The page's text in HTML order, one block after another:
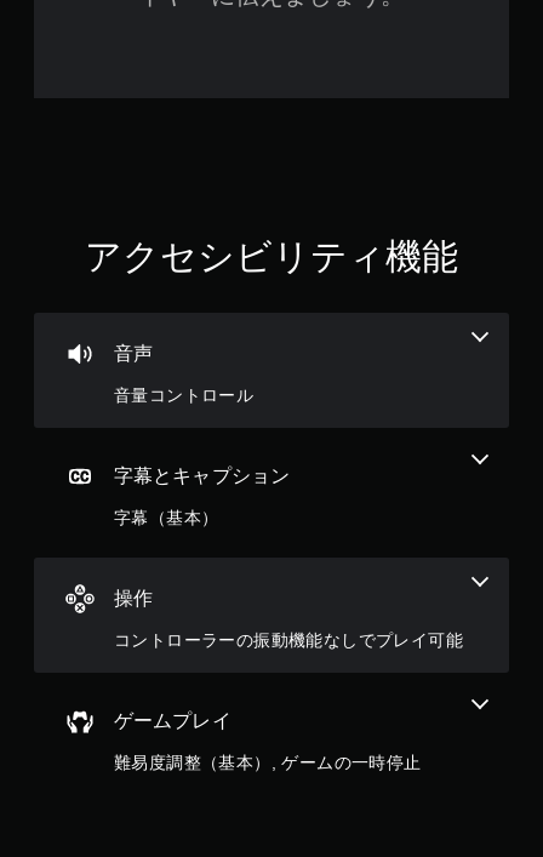
アクセシビリティ機能
音声
音量コントロール
字幕とキャプション
字幕（基本）
操作
コントローラーの振動機能なしでプレイ可能
ゲームプレイ
難易度調整（基本）, ゲームの一時停止